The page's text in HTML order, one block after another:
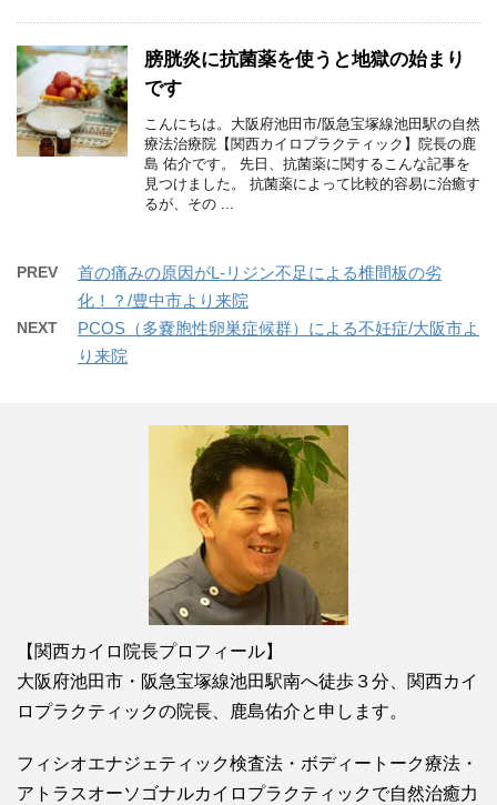
膀胱炎に抗菌薬を使うと地獄の始まり
です
こんにちは。大阪府池田市/阪急宝塚線池田駅の自然
療法治療院【関西カイロプラクティック】院長の鹿
島 佑介です。 先日、抗菌薬に関するこんな記事を
見つけました。 抗菌薬によって比較的容易に治癒す
るが、その ...
PREV
首の痛みの原因がL-リジン不足による椎間板の劣
化！？/豊中市より来院
NEXT
PCOS（多嚢胞性卵巣症候群）による不妊症/大阪市よ
り来院
【関西カイロ院長プロフィール】
大阪府池田市・阪急宝塚線池田駅南へ徒歩３分、関西カイ
ロプラクティックの院長、鹿島佑介と申します。
フィシオエナジェティック検査法・ボディートーク療法・
アトラスオーソゴナルカイロプラクティックで自然治癒力